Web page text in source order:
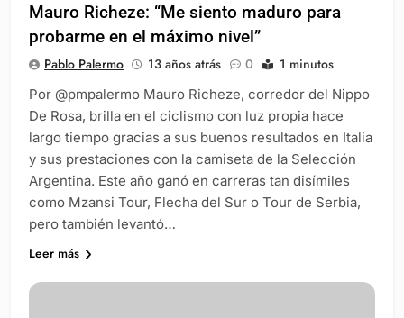
Mauro Richeze: “Me siento maduro para
probarme en el máximo nivel”
Pablo Palermo 13 años atrás 0 1 minutos
Por @pmpalermo Mauro Richeze, corredor del Nippo
De Rosa, brilla en el ciclismo con luz propia hace
largo tiempo gracias a sus buenos resultados en Italia
y sus prestaciones con la camiseta de la Selección
Argentina. Este año ganó en carreras tan disímiles
como Mzansi Tour, Flecha del Sur o Tour de Serbia,
pero también levantó…
Leer más